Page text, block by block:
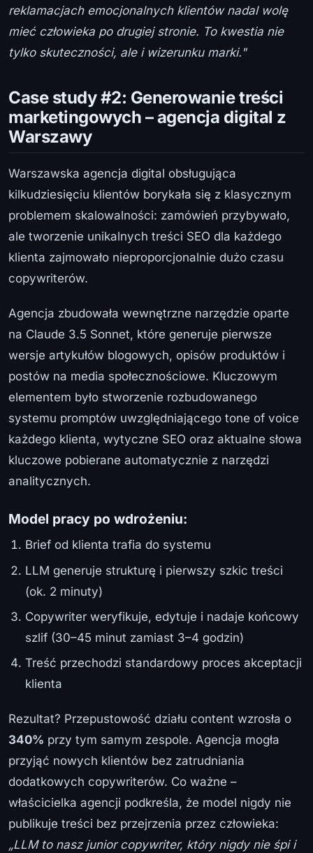
reklamacjach emocjonalnych klientów nadal wolę
mieć człowieka po drugiej stronie. To kwestia nie
tylko skuteczności, ale i wizerunku marki."
Case study #2: Generowanie treści
marketingowych – agencja digital z
Warszawy
Warszawska agencja digital obsługująca
kilkudziesięciu klientów borykała się z klasycznym
problemem skalowalności: zamówień przybywało,
ale tworzenie unikalnych treści SEO dla każdego
klienta zajmowało nieproporcjonalnie dużo czasu
copywriterów.
Agencja zbudowała wewnętrzne narzędzie oparte
na Claude 3.5 Sonnet, które generuje pierwsze
wersje artykułów blogowych, opisów produktów i
postów na media społecznościowe. Kluczowym
elementem było stworzenie rozbudowanego
systemu promptów uwzględniającego tone of voice
każdego klienta, wytyczne SEO oraz aktualne słowa
kluczowe pobierane automatycznie z narzędzi
analitycznych.
Model pracy po wdrożeniu:
Brief od klienta trafia do systemu
LLM generuje strukturę i pierwszy szkic treści
(ok. 2 minuty)
Copywriter weryfikuje, edytuje i nadaje końcowy
szlif (30–45 minut zamiast 3–4 godzin)
Treść przechodzi standardowy proces akceptacji
klienta
Rezultat? Przepustowość działu content wzrosła o
340% przy tym samym zespole. Agencja mogła
przyjąć nowych klientów bez zatrudniania
dodatkowych copywriterów. Co ważne –
właścicielka agencji podkreśla, że model nigdy nie
publikuje treści bez przejrzenia przez człowieka:
„LLM to nasz junior copywriter, który nigdy nie śpi i